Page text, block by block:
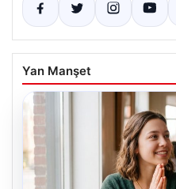
Yan Manşet